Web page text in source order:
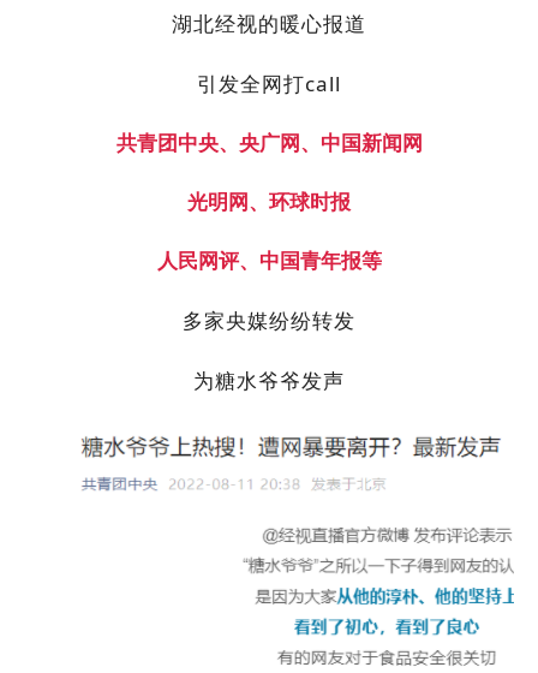
湖北经视的暖心报道
引发全网打call
共青团中央、央广网、中国新闻网
光明网、环球时报
人民网评、中国青年报等
多家央媒纷纷转发
为糖水爷爷发声